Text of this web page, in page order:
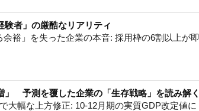
者」の厳酷なリアリティ
裕」を失った企業の本音: 採用枠の6割以上が即
」 予測を覆した企業の「生存戦略」を読み解く
大幅な上方修正: 10-12月期の実質GDP改定値に